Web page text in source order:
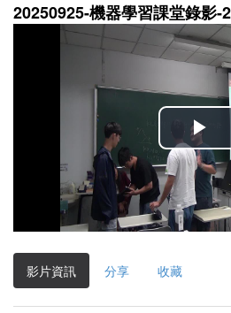
20250925-機器學習課堂錄影-
播
放
影
影片資訊 分享 收藏